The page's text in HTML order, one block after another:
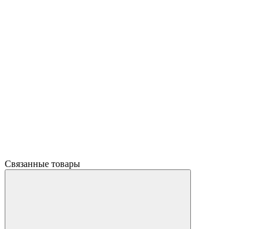
Связанные товары